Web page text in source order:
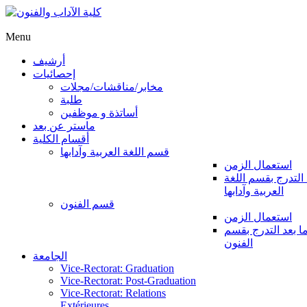
Menu
أرشيف
إحصائيات
مخابر/مناقشات/مجلات
طلبة
أساتذة و موظفين
ماستر عن بعد
أقسام الكلية
قسم اللغة العربية وآدابها
استعمال الزمن
بقسم اللغة
العربية وآدابها
قسم الفنون
استعمال الزمن
بعد التدرج بقسم
الفنون
الجامعة
Vice-Rectorat: Graduation
Vice-Rectorat: Post-Graduation
Vice-Rectorat: Relations